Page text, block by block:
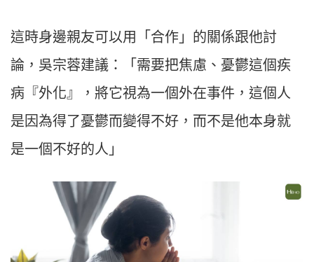
這時身邊親友可以用「合作」的關係跟他討
論，吳宗蓉建議：「需要把焦慮、憂鬱這個疾
病『外化』，將它視為一個外在事件，這個人
是因為得了憂鬱而變得不好，而不是他本身就
是一個不好的人」